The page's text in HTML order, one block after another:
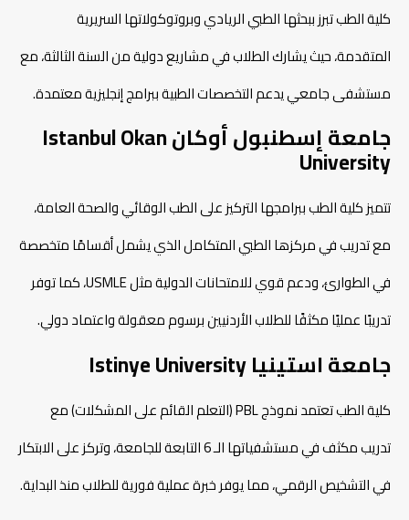
كلية الطب تبرز ببحثها الطبي الريادي وبروتوكولاتها السريرية
المتقدمة، حيث يشارك الطلاب في مشاريع دولية من السنة الثالثة، مع
مستشفى جامعي يدعم التخصصات الطبية ببرامج إنجليزية معتمدة.​
جامعة إسطنبول أوكان Istanbul Okan
University
تتميز كلية الطب ببرامجها التركيز على الطب الوقائي والصحة العامة،
مع تدريب في مركزها الطبي المتكامل الذي يشمل أقسامًا متخصصة
في الطوارئ، ودعم قوي للامتحانات الدولية مثل USMLE، كما ​توفر
تدريبًا عمليًا مكثفًا للطلاب الأردنيين برسوم معقولة واعتماد دولي.
جامعة استينيا Istinye University
كلية الطب تعتمد نموذج PBL (التعلم القائم على المشكلات) مع
تدريب مكثف في مستشفياتها الـ 6 التابعة للجامعة، وتركز على الابتكار
في التشخيص الرقمي، مما يوفر خبرة عملية فورية للطلاب منذ البداية.​